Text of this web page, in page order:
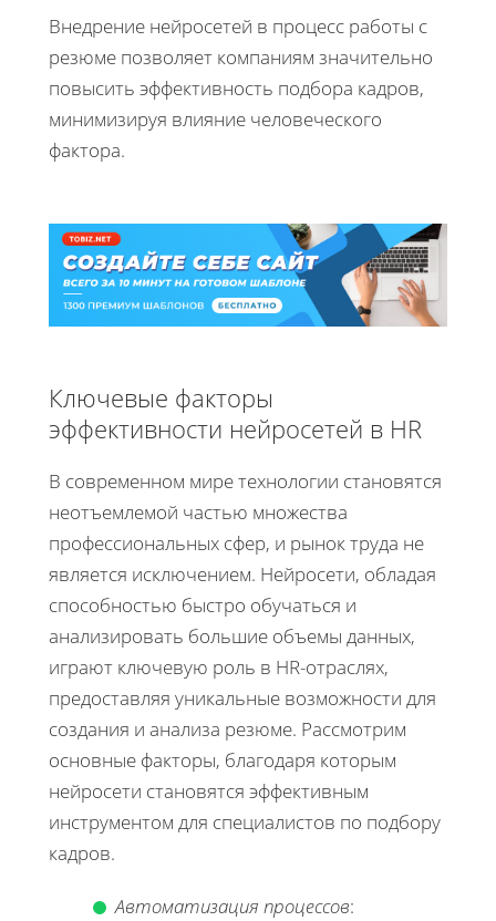
Внедрение нейросетей в процесс работы с
резюме позволяет компаниям значительно
повысить эффективность подбора кадров,
минимизируя влияние человеческого
фактора.
Ключевые факторы
эффективности нейросетей в HR
В современном мире технологии становятся
неотъемлемой частью множества
профессиональных сфер, и рынок труда не
является исключением. Нейросети, обладая
способностью быстро обучаться и
анализировать большие объемы данных,
играют ключевую роль в HR-отраслях,
предоставляя уникальные возможности для
создания и анализа резюме. Рассмотрим
основные факторы, благодаря которым
нейросети становятся эффективным
инструментом для специалистов по подбору
кадров.
Автоматизация процессов: